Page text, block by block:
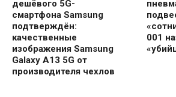
дешёвого 5G-
смартфона Samsung
подтверждён:
качественные
изображения Samsung
Galaxy A13 5G от
производителя чехлов
001